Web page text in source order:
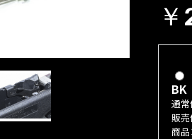
BK
通
販売
商